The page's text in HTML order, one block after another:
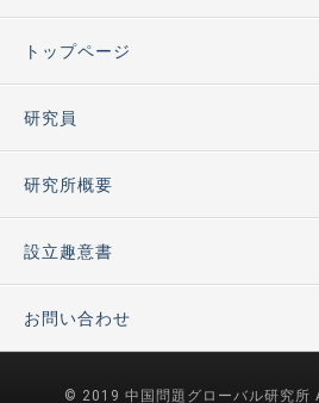
トップページ
研究員
研究所概要
設立趣意書
お問い合わせ
© 2019 中国問題グローバル研究所